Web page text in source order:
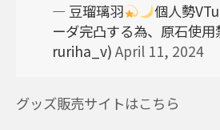
— 豆瑠璃羽
個人勢
ーダ完凸する為、原石使用
ruriha_v) April 11, 2024
グッズ販売サイトはこちら